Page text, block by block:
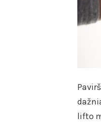
lifto